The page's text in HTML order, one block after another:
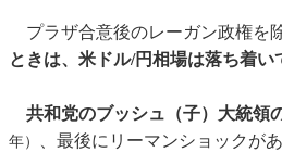
プラザ合意後のレーガン政権を除
ときは、米ドル/円相場は落ち着い
共和党のブッシュ（子）大統領
年）
、最後にリーマンショックが